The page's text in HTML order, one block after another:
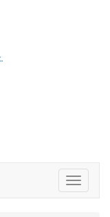
Панель